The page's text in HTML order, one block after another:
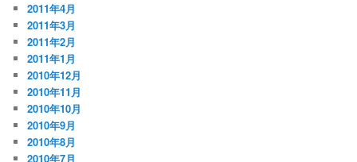
2011年4月
2011年3月
2011年2月
2011年1月
2010年12月
2010年11月
2010年10月
2010年9月
2010年8月
2010年7月